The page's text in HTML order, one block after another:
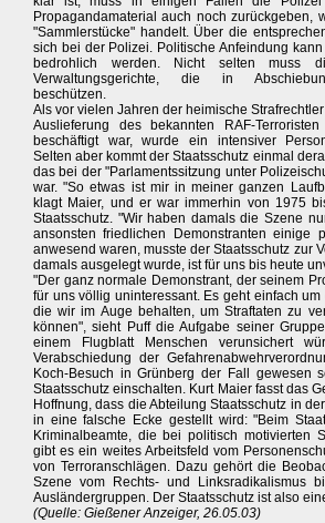
Propagandamaterial auch noch zurückgeben,
"Sammlerstücke" handelt. Über die
sich bei der Polizei. Politische Anfeindung
bedrohlich werden. Nicht selten muss
Verwaltungsgerichte, die in
beschützen.
Als vor vielen Jahren der heimische
Auslieferung des bekannten RAF-
beschäftigt war, wurde ein intensiver
Selten aber kommt der Staatsschutz einmal
das bei der "Parlamentssitzung unter
war. "So etwas ist mir in meiner ganzen
klagt Maier, und er war immerhin von 1975
Staatsschutz. "Wir haben damals die Szene
ansonsten friedlichen Demonstranten einige
anwesend waren, musste der Staatsschutz zur
damals ausgelegt wurde, ist für uns bis heute
"Der ganz normale Demonstrant, der seinem
für uns völlig uninteressant. Es geht einfach
die wir im Auge behalten, um Straftaten zu
können", sieht Puff die Aufgabe seiner
einem Flugblatt Menschen verunsichert
Verabschiedung der
Koch-Besuch in Grünberg der Fall gewesen
Staatsschutz einschalten. Kurt Maier fasst das
Hoffnung, dass die Abteilung Staatsschutz in
in eine falsche Ecke gestellt wird: "Beim
Kriminalbeamte, die bei politisch motivierten
gibt es ein weites Arbeitsfeld vom
von Terroranschlägen. Dazu gehört die
Szene vom Rechts- und Linksradikalismus
Ausländergruppen. Der Staatsschutz ist also
(Quelle: Gießener Anzeiger, 26.05.03)